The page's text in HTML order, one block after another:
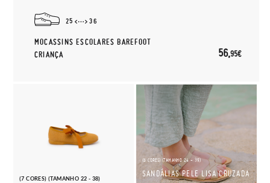
25 36
MOCASSINS ESCOLARES BAREFOOT
CRIANÇA
56,95€
(7 CORES) (TAMANHO 22 - 38)
(6 CORES) (TAMANHO 24 - 39)
SANDÁLIAS PELE LISA CRUZADA